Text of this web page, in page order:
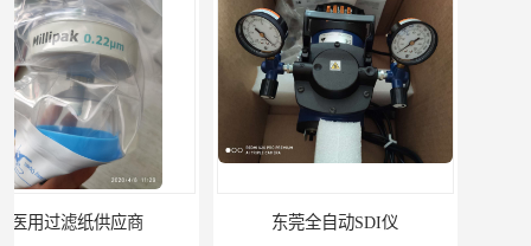
东莞全自动SDI仪 石家庄污染指数SDI仪